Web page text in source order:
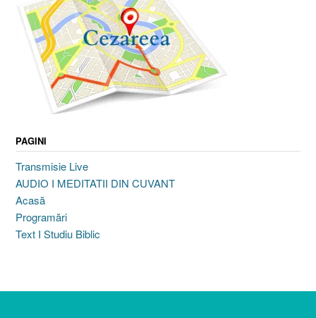
PAGINI
Transmisie Live
AUDIO I MEDITATII DIN CUVANT
Acasă
Programări
Text I Studiu Biblic